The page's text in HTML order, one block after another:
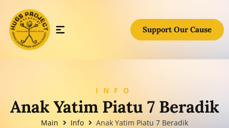
Support Our Cause
INFO
Anak Yatim Piatu 7 Beradik
Main Info Anak Yatim Piatu 7 Beradik